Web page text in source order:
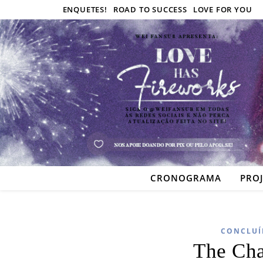
ENQUETES! ROAD TO SUCCESS LOVE FOR YOU
CRONOGRAMA
The